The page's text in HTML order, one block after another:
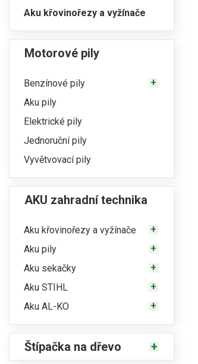
Aku křovinořezy a vyžínače
Motorové pily
Benzínové pily
Aku pily
Elektrické pily
Jednoruční pily
Vyvětvovací pily
AKU zahradní technika
Aku křovinořezy a vyžínače
Aku pily
Aku sekačky
Aku STIHL
Aku AL-KO
Štípačka na dřevo